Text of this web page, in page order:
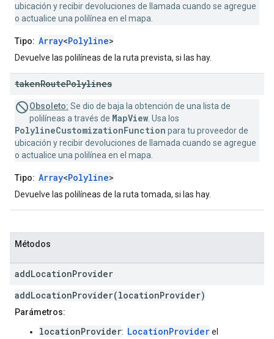
ubicación y recibir devoluciones de llamada cuando se agregue
o actualice una polilínea en el mapa.
Tipo: Array<Polyline>
Devuelve las polilíneas de la ruta prevista, si las hay.
takenRoutePolylines
Obsoleto: Se dio de baja la obtención de una lista de
polilíneas a través de MapView . Usa los
PolylineCustomizationFunction para tu proveedor de
ubicación y recibir devoluciones de llamada cuando se agregue
o actualice una polilínea en el mapa.
Tipo: Array<Polyline>
Devuelve las polilíneas de la ruta tomada, si las hay.
Métodos
addLocationProvider
addLocationProvider(locationProvider)
Parámetros:
locationProvider: LocationProviderel